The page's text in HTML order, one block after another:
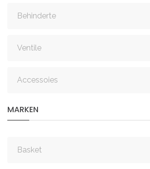
Behinderte
Ventile
Accessoies
MARKEN
Basket